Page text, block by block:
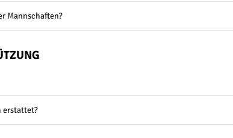
Mannschaften?
erstattet?